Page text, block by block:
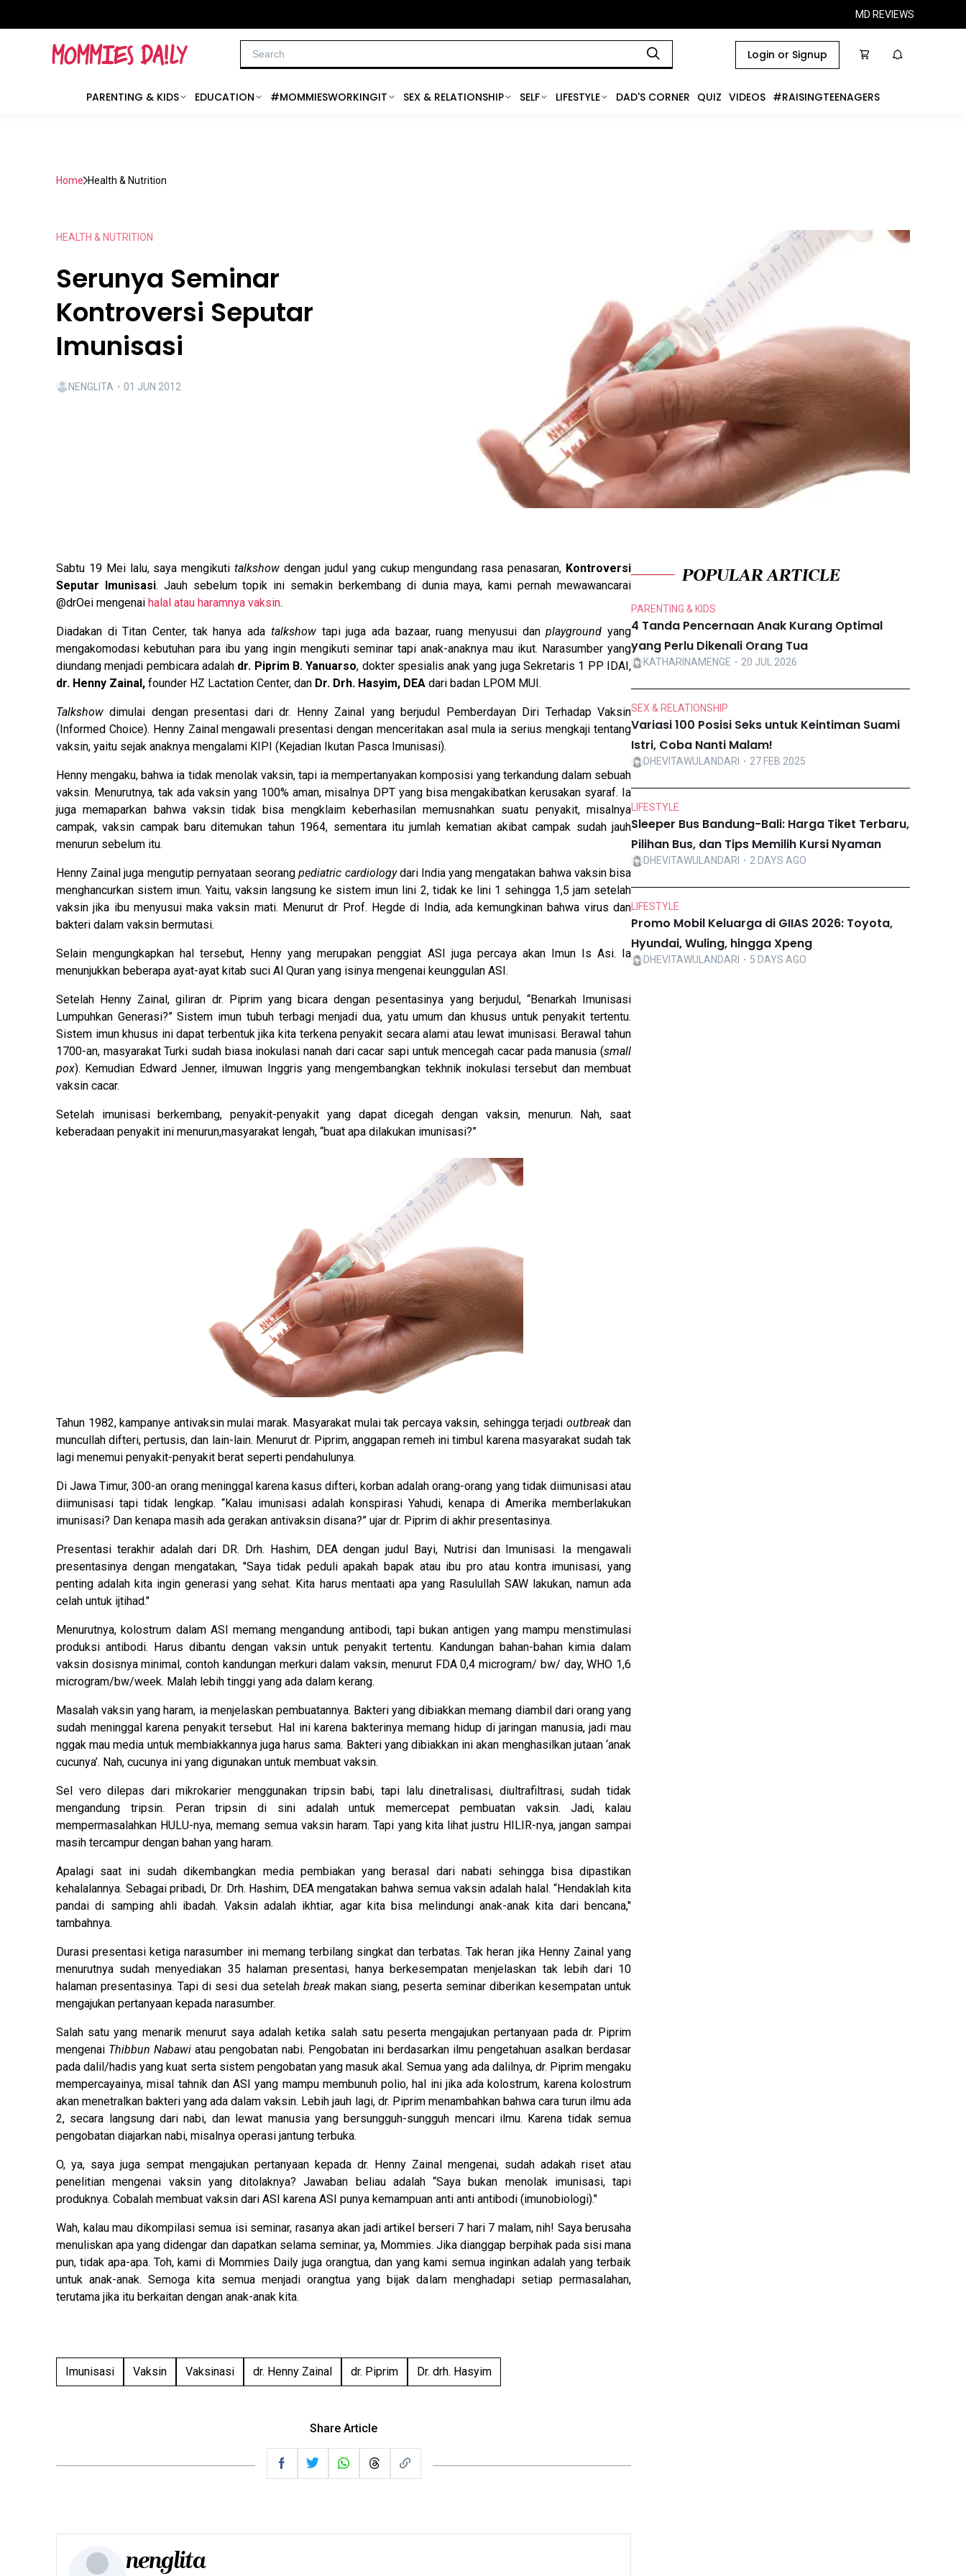
MD REVIEWS
Login or Signup
PARENTING & KIDS EDUCATION #MOMMIESWORKINGIT SEX & RELATIONSHIP SELF LIFESTYLE DAD'S CORNER QUIZ VIDEOS #RAISINGTEENAGERS
Home Health & Nutrition
HEALTH & NUTRITION
Serunya Seminar
Kontroversi Seputar
Imunisasi
NENGLITA ・ 01 JUN 2012
Sabtu 19 Mei lalu, saya mengikuti talkshow dengan judul yang cukup mengundang rasa penasaran, Kontroversi
Seputar Imunisasi. Jauh sebelum topik ini semakin berkembang di dunia maya, kami pernah mewawancarai
@drOei mengenai halal atau haramnya vaksin.
Diadakan di Titan Center, tak hanya ada talkshowtapi juga ada bazaar, ruang menyusui danplayground yang
mengakomodasi kebutuhan para ibu yang ingin mengikuti seminar tapi anak-anaknya mau ikut. Narasumber yang
diundang menjadi pembicara adalah dr. Piprim B. Yanuarso, dokter spesialis anak yang juga Sekretaris 1 PP IDAI,
dr. Henny Zainal, founder HZ Lactation Center, dan Dr. Drh. Hasyim, DEA dari badan LPOM MUI.
Talkshow dimulai dengan presentasi dari dr. Henny Zainal yang berjudul Pemberdayan Diri Terhadap Vaksin
(Informed Choice). Henny Zainal mengawali presentasi dengan menceritakan asal mula ia serius mengkaji tentang
vaksin, yaitu sejak anaknya mengalami KIPI (Kejadian Ikutan Pasca Imunisasi).
Henny mengaku, bahwa ia tidak menolak vaksin, tapi ia mempertanyakan komposisi yang terkandung dalam sebuah
vaksin. Menurutnya, tak ada vaksin yang 100% aman, misalnya DPT yang bisa mengakibatkan kerusakan syaraf. Ia
juga memaparkan bahwa vaksin tidak bisa mengklaim keberhasilan memusnahkan suatu penyakit, misalnya
campak, vaksin campak baru ditemukan tahun 1964, sementara itu jumlah kematian akibat campak sudah jauh
menurun sebelum itu.
Henny Zainal juga mengutip pernyataan seorangpediatric cardiologydari India yang mengatakan bahwa vaksin bisa
menghancurkan sistem imun. Yaitu, vaksin langsung ke sistem imun lini 2, tidak ke lini 1 sehingga 1,5 jam setelah
vaksin jika ibu menyusui maka vaksin mati. Menurut dr Prof. Hegde di India, ada kemungkinan bahwa virus dan
bakteri dalam vaksin bermutasi.
Selain mengungkapkan hal tersebut, Henny yang merupakan penggiat ASI juga percaya akan Imun Is Asi. Ia
menunjukkan beberapa ayat-ayat kitab suci Al Quran yang isinya mengenai keunggulan ASI.
Setelah Henny Zainal, giliran dr. Piprim yang bicara dengan pesentasinya yang berjudul, “Benarkah Imunisasi
Lumpuhkan Generasi?” Sistem imun tubuh terbagi menjadi dua, yatu umum dan khusus untuk penyakit tertentu.
Sistem imun khusus ini dapat terbentuk jika kita terkena penyakit secara alami atau lewat imunisasi. Berawal tahun
1700-an, masyarakat Turki sudah biasa inokulasi nanah dari cacar sapi untuk mencegah cacar pada manusia (small
pox). Kemudian Edward Jenner, ilmuwan Inggris yang mengembangkan tekhnik inokulasi tersebut dan membuat
vaksin cacar.
Setelah imunisasi berkembang, penyakit-penyakit yang dapat dicegah dengan vaksin, menurun. Nah, saat
keberadaan penyakit ini menurun,masyarakat lengah, “buat apa dilakukan imunisasi?”
Tahun 1982, kampanye antivaksin mulai marak. Masyarakat mulai tak percaya vaksin, sehingga terjadi outbreakdan
muncullah difteri, pertusis, dan lain-lain. Menurut dr. Piprim, anggapan remeh ini timbul karena masyarakat sudah tak
lagi menemui penyakit-penyakit berat seperti pendahulunya.
Di Jawa Timur, 300-an orang meninggal karena kasus difteri, korban adalah orang-orang yang tidak diimunisasi atau
diimunisasi tapi tidak lengkap. “Kalau imunisasi adalah konspirasi Yahudi, kenapa di Amerika memberlakukan
imunisasi? Dan kenapa masih ada gerakan antivaksin disana?” ujar dr. Piprim di akhir presentasinya.
Presentasi terakhir adalah dari DR. Drh. Hashim, DEA dengan judul Bayi, Nutrisi dan Imunisasi. Ia mengawali
presentasinya dengan mengatakan, "Saya tidak peduli apakah bapak atau ibu pro atau kontra imunisasi, yang
penting adalah kita ingin generasi yang sehat. Kita harus mentaati apa yang Rasulullah SAW lakukan, namun ada
celah untuk ijtihad."
Menurutnya, kolostrum dalam ASI memang mengandung antibodi, tapi bukan antigen yang mampu menstimulasi
produksi antibodi. Harus dibantu dengan vaksin untuk penyakit tertentu. Kandungan bahan-bahan kimia dalam
vaksin dosisnya minimal, contoh kandungan merkuri dalam vaksin, menurut FDA 0,4 microgram/ bw/ day, WHO 1,6
microgram/bw/week. Malah lebih tinggi yang ada dalam kerang.
Masalah vaksin yang haram, ia menjelaskan pembuatannya. Bakteri yang dibiakkan memang diambil dari orang yang
sudah meninggal karena penyakit tersebut. Hal ini karena bakterinya memang hidup di jaringan manusia, jadi mau
nggak mau media untuk membiakkannya juga harus sama. Bakteri yang dibiakkan ini akan menghasilkan jutaan ‘anak
cucunya’. Nah, cucunya ini yang digunakan untuk membuat vaksin.
Sel vero dilepas dari mikrokarier menggunakan tripsin babi, tapi lalu dinetralisasi, diultrafiltrasi, sudah tidak
mengandung tripsin. Peran tripsin di sini adalah untuk memercepat pembuatan vaksin. Jadi, kalau
mempermasalahkan HULU-nya, memang semua vaksin haram. Tapi yang kita lihat justru HILIR-nya, jangan sampai
masih tercampur dengan bahan yang haram.
Apalagi saat ini sudah dikembangkan media pembiakan yang berasal dari nabati sehingga bisa dipastikan
kehalalannya. Sebagai pribadi, Dr. Drh. Hashim, DEA mengatakan bahwa semua vaksin adalah halal. “Hendaklah kita
pandai di samping ahli ibadah. Vaksin adalah ikhtiar, agar kita bisa melindungi anak-anak kita dari bencana,"
tambahnya.
Durasi presentasi ketiga narasumber ini memang terbilang singkat dan terbatas. Tak heran jika Henny Zainal yang
menurutnya sudah menyediakan 35 halaman presentasi, hanya berkesempatan menjelaskan tak lebih dari 10
halaman presentasinya. Tapi di sesi dua setelah break makan siang, peserta seminar diberikan kesempatan untuk
mengajukan pertanyaan kepada narasumber.
Salah satu yang menarik menurut saya adalah ketika salah satu peserta mengajukan pertanyaan pada dr. Piprim
mengenai Thibbun Nabawi atau pengobatan nabi. Pengobatan ini berdasarkan ilmu pengetahuan asalkan berdasar
pada dalil/hadis yang kuat serta sistem pengobatan yang masuk akal. Semua yang ada dalilnya, dr. Piprim mengaku
mempercayainya, misal tahnik dan ASI yang mampu membunuh polio, hal ini jika ada kolostrum, karena kolostrum
akan menetralkan bakteri yang ada dalam vaksin. Lebih jauh lagi, dr. Piprim menambahkan bahwa cara turun ilmu ada
2, secara langsung dari nabi, dan lewat manusia yang bersungguh-sungguh mencari ilmu. Karena tidak semua
pengobatan diajarkan nabi, misalnya operasi jantung terbuka.
O, ya, saya juga sempat mengajukan pertanyaan kepada dr. Henny Zainal mengenai, sudah adakah riset atau
penelitian mengenai vaksin yang ditolaknya? Jawaban beliau adalah “Saya bukan menolak imunisasi, tapi
produknya. Cobalah membuat vaksin dari ASI karena ASI punya kemampuan anti anti antibodi (imunobiologi)."
Wah, kalau mau dikompilasi semua isi seminar, rasanya akan jadi artikel berseri 7 hari 7 malam, nih! Saya berusaha
menuliskan apa yang didengar dan dapatkan selama seminar, ya, Mommies. Jika dianggap berpihak pada sisi mana
pun, tidak apa-apa. Toh, kami di Mommies Daily juga orangtua, dan yang kami semua inginkan adalah yang terbaik
untuk anak-anak. Semoga kita semua menjadi orangtua yang bijak dalam menghadapi setiap permasalahan,
terutama jika itu berkaitan dengan anak-anak kita.
Imunisasi Vaksin Vaksinasi dr. Henny Zainal dr. Piprim Dr. drh. Hasyim
Share Article
nenglita
POPULAR ARTICLE
PARENTING & KIDS
4 Tanda Pencernaan Anak Kurang Optimal
yang Perlu Dikenali Orang Tua
KATHARINAMENGE ・20 JUL 2026
SEX & RELATIONSHIP
Variasi 100 Posisi Seks untuk Keintiman Suami
Istri, Coba Nanti Malam!
DHEVITAWULANDARI ・27 FEB 2025
LIFESTYLE
Sleeper Bus Bandung-Bali: Harga Tiket Terbaru,
Pilihan Bus, dan Tips Memilih Kursi Nyaman
DHEVITAWULANDARI ・2 DAYS AGO
LIFESTYLE
Promo Mobil Keluarga di GIIAS 2026: Toyota,
Hyundai, Wuling, hingga Xpeng
DHEVITAWULANDARI ・5 DAYS AGO